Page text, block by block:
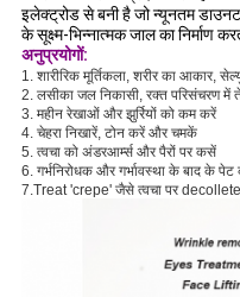
इलेक्ट्रोड से बनी है जो न्यूनतम
के सूक्ष्म-भिन्नात्मक जाल का निर्माण
अनुप्रयोगों:
1. शारीरिक मूर्तिकला, शरीर का आकार,
2. लसीका जल निकासी, रक्त परिसंचरण में
3. महीन रेखाओं और झुर्रियों को कम करें
4. चेहरा निखारें, टोन करें और चमकें
5. त्वचा को अंडरआर्म्स और पैरों पर कसें
6. गर्भनिरोधक और गर्भावस्था के बाद के
7.Treat 'crepe' जैसे त्वचा पर